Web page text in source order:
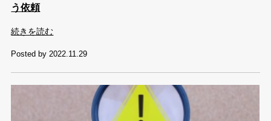
う依頼
続きを読む
Posted by 2022.11.29